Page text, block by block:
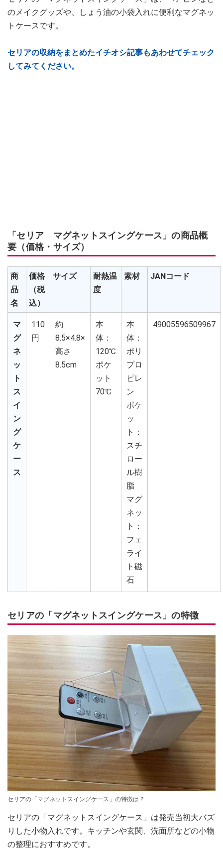
のメイクグッズや、しょう油の小袋入れに便利なマグネッ
トケースです。
セリアの収納をまとめたイチオシ記事もあわせてチェック
してみてください。
「セリア マグネットスイングケース」の商品概
要（価格・サイズ）
商
品
名
価格
（税
込）
サイズ
耐熱温
度
素材 JANコード
マ
グ
ネ
ッ
ト
ス
イ
ン
グ
ケ
ー
ス
110
円
約
8.5×4.8×
高さ
8.5cm
本
体：
120℃
ポケ
ット
70℃
本
体：
ポリ
プロ
ピレ
ン
ポケ
ッ
ト：
スチ
ロー
ル樹
脂
マグ
ネッ
ト：
フェ
ライ
ト磁
石
49005596509967
セリアの「マグネットスイングケース」の特徴
セリアの「マグネットスイングケース」の特徴は？
セリアの「マグネットスイングケース」は発売当初大バズ
りした小物入れです。キッチンや玄関、洗面所などの小物
の整理におすすめです。